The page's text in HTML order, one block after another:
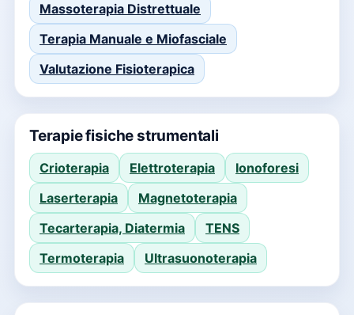
Massoterapia Distrettuale
Terapia Manuale e Miofasciale
Valutazione Fisioterapica
Terapie fisiche strumentali
Crioterapia Elettroterapia
Ionoforesi
Laserterapia
Magnetoterapia
Tecarterapia, Diatermia
TENS
Termoterapia
Ultrasuonoterapia